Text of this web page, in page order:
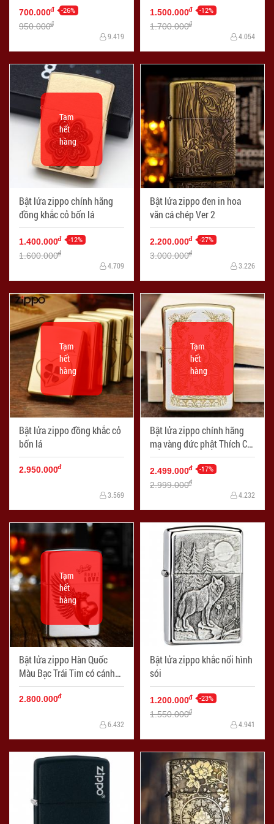
700.000đ -26%
950.000đ
9.419
1.500.000đ -12%
1.700.000đ
4.054
Bật lửa zippo chính hãng
đồng khắc cỏ bốn lá
Tạm
hết
hàng
1.400.000đ -12%
1.600.000đ
4.709
Bật lửa zippo đen in hoa
văn cá chép Ver 2
2.200.000đ -27%
3.000.000đ
3.226
Bật lửa zippo đồng khắc cỏ
bốn lá
Tạm
hết
hàng
2.950.000đ
3.569
Bật lửa zippo chính hãng
mạ vàng đức phật Thích Ca
Mâu Ni Ver 1
Tạm
hết
hàng
2.499.000đ -17%
2.999.000đ
4.232
Bật lửa zippo Hàn Quốc
Màu Bạc Trái Tim có cánh
chữ K
Tạm
hết
hàng
2.800.000đ
6.432
Bật lửa zippo khắc nổi hình
sói
1.200.000đ -23%
1.550.000đ
4.941